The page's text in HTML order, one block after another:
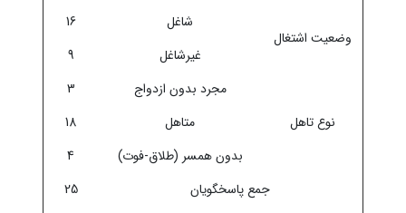
وضعیت اشتغال
شاغل
16
غیرشاغل
9
نوع تاهل
مجرد بدون ازدواج
3
متاهل
18
بدون همسر (طلاق-فوت)
4
جمع پاسخگویان
25